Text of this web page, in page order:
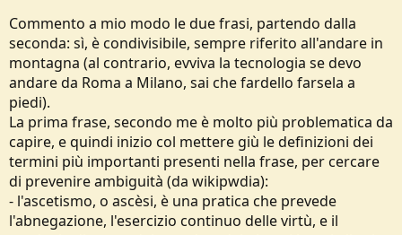
Commento a mio modo le due frasi, partendo dalla
seconda: sì, è condivisibile, sempre riferito all'andare in
montagna (al contrario, evviva la tecnologia se devo
andare da Roma a Milano, sai che fardello farsela a
piedi).
La prima frase, secondo me è molto più problematica da
capire, e quindi inizio col mettere giù le definizioni dei
termini più importanti presenti nella frase, per cercare
di prevenire ambiguità (da wikipwdia):
- l'ascetismo, o ascèsi, è una pratica che prevede
l'abnegazione, l'esercizio continuo delle virtù, e il